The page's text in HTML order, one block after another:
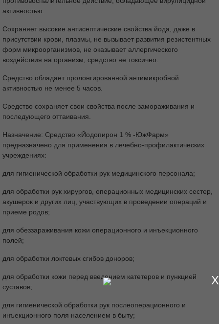
золотистого стафилококка и протея), фунгицидное и
активностью.
Сохраняет высокие антисептические свойства йода, даже в
присутствии крови, плазмы, не вызывает развития резистентных
форм микроорганизмов, не оказывает аллергического
воздействия на организм, средство не токсично.
активностью не менее 5 часов.
Средство сохраняет свои свойства после замораживания и
последующего оттаивания.
Назначение: Средство «Йодопирон 1 % -ЮжФарм»
предназначено для применения в лечебно-профилактических
учреждениях:
для гигиенической обработки рук медицинского персонала;
для обработки рук хирургов, операционных медицинских сестер,
акушерок и других лиц, участвующих в проведении операций и
приеме родов;
для обеззараживания кожи операционного и инъекционного
полей;
для обработки локтевых сгибов доноров;
для обработки кожи перед введением катетеров и пункцией
суставов;
для гигиенической обработки рук послеоперационного и
X